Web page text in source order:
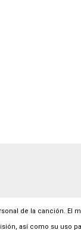
de la canción. El
así como su uso